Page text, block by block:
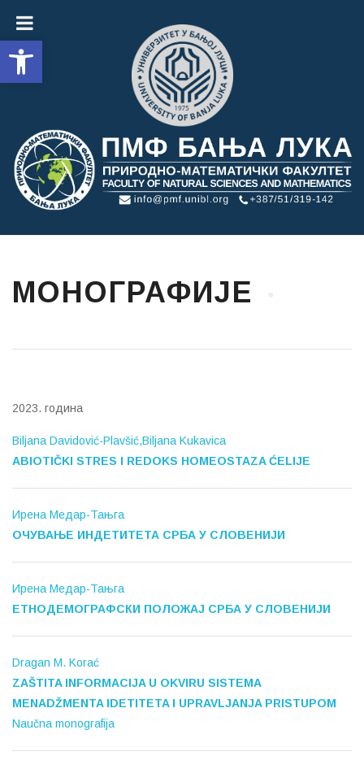
Open toolbar
МОНОГРАФИЈЕ
2023. година
Biljana Davidović-Plavšić,Biljana Kukavica
ABIOTIČKI STRES I REDOKS HOMEOSTAZA ĆELIJE
Ирена Медар-Тањга
ОЧУВАЊЕ ИНДЕТИТЕТА СРБА У СЛОВЕНИЈИ
Ирена Медар-Тањга
ЕТНОДЕМОГРАФСКИ ПОЛОЖАЈ СРБА У СЛОВЕНИЈИ
Dragan M. Korać
ZAŠTITA INFORMACIJA U OKVIRU SISTEMA
MENADŽMENTA IDETITETA I UPRAVLJANJA PRISTUPOM
Naučna monografija